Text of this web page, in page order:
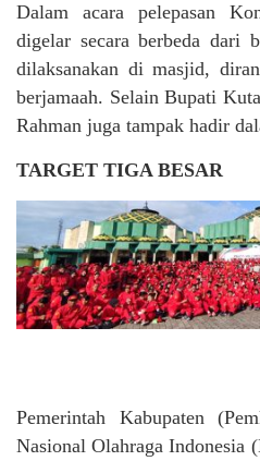
Dalam acara pelepasan
digelar secara berbeda dari
dilaksanakan di masjid,
berjamaah. Selain Bupati
Rahman juga tampak hadir
TARGET TIGA BESAR
Pemerintah Kabupaten
Nasional Olahraga Indonesia